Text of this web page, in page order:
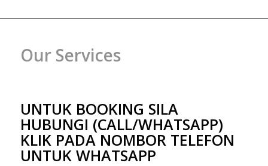
Our Services
UNTUK BOOKING SILA
HUBUNGI (CALL/WHATSAPP)
KLIK PADA NOMBOR TELEFON
UNTUK WHATSAPP